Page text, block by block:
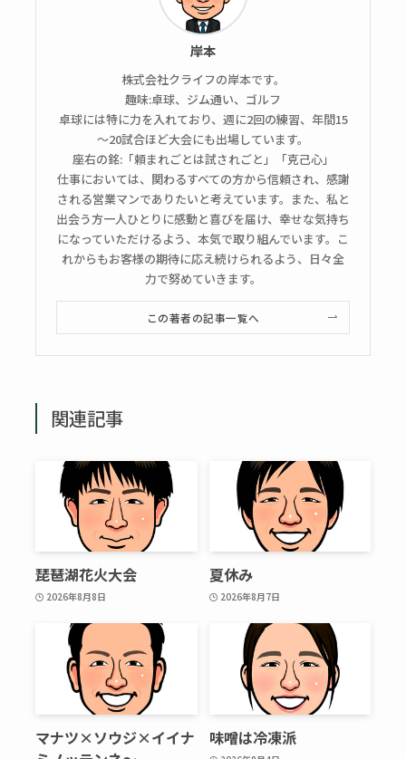
岸本
株式会社クライフの岸本です。
趣味:卓球、ジム通い、ゴルフ
卓球には特に力を入れており、週に2回の練習、年間15
～20試合ほど大会にも出場しています。
座右の銘:「頼まれごとは試されごと」「克己心」
仕事においては、関わるすべての方から信頼され、感謝
される営業マンでありたいと考えています。また、私と
出会う方一人ひとりに感動と喜びを届け、幸せな気持ち
になっていただけるよう、本気で取り組んでいます。こ
れからもお客様の期待に応え続けられるよう、日々全
力で努めていきます。
この著者の記事一覧へ
関連記事
琵琶湖花火大会
2026年8月8日
夏休み
2026年8月7日
マナツ×ソウジ×イイナ
味噌は冷凍派